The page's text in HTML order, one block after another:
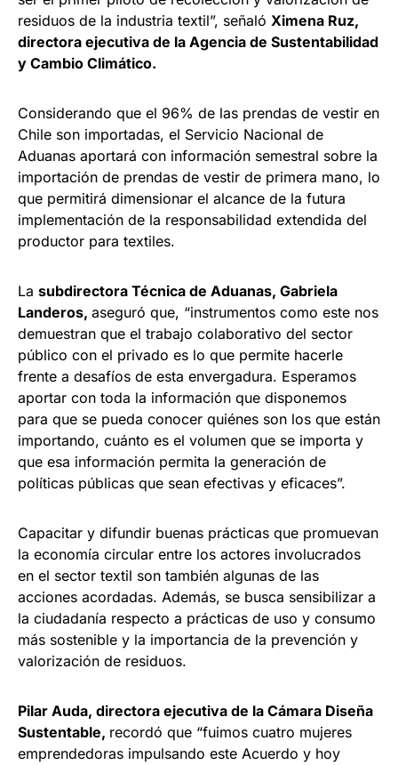
residuos de la industria textil”, señaló Ximena Ruz,
directora ejecutiva de la Agencia de Sustentabilidad
y Cambio Climático.
Considerando que el 96% de las prendas de vestir en
Chile son importadas, el Servicio Nacional de
Aduanas aportará con información semestral sobre la
importación de prendas de vestir de primera mano, lo
que permitirá dimensionar el alcance de la futura
implementación de la responsabilidad extendida del
productor para textiles.
La subdirectora Técnica de Aduanas, Gabriela
Landeros, aseguró que, “instrumentos como este nos
demuestran que el trabajo colaborativo del sector
público con el privado es lo que permite hacerle
frente a desafíos de esta envergadura. Esperamos
aportar con toda la información que disponemos
para que se pueda conocer quiénes son los que están
importando, cuánto es el volumen que se importa y
que esa información permita la generación de
políticas públicas que sean efectivas y eficaces”.
Capacitar y difundir buenas prácticas que promuevan
la economía circular entre los actores involucrados
en el sector textil son también algunas de las
acciones acordadas. Además, se busca sensibilizar a
la ciudadanía respecto a prácticas de uso y consumo
más sostenible y la importancia de la prevención y
valorización de residuos.
Pilar Auda, directora ejecutiva de la Cámara Diseña
Sustentable, recordó que “fuimos cuatro mujeres
emprendedoras impulsando este Acuerdo y hoy